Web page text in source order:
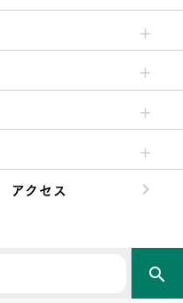
アクセス
search